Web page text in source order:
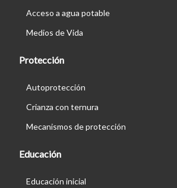
Acceso a agua potable
Medios de Vida
Protección
Autoprotección
Crianza con ternura
Mecanismos de protección
Educación
Educación inicial